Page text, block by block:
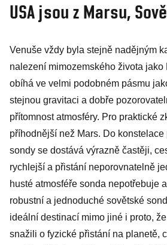
USA jsou z Marsu,
Venuše vždy byla stejně nadějným
nalezení mimozemského života jako
obíhá ve velmi podobném pásmu
stejnou gravitaci a dobře
přítomnost atmosféry. Pro praktické
příhodnější než Mars. Do konstelace
sondy se dostává výrazně častěji,
rychlejší a přistání neporovnatelně
husté atmosféře sonda nepotřebuje
robustní a jednoduché sovětské
ideální destinací mimo jiné i proto,
snažili o fyzické přistání na planetě,